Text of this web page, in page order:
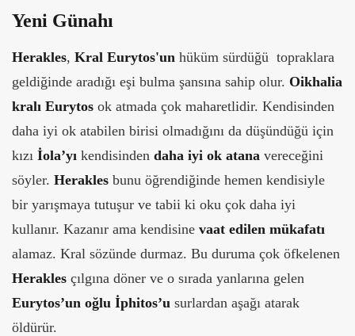
Yeni Günahı
Herakles, Kral Eurytos'un hüküm sürdüğü topraklara
geldiğinde aradığı eşi bulma şansına sahip olur. Oikhalia
kralı Eurytos ok atmada çok maharetlidir. Kendisinden
daha iyi ok atabilen birisi olmadığını da düşündüğü için
kızı İola’yı kendisinden daha iyi ok atana vereceğini
söyler. Herakles bunu öğrendiğinde hemen kendisiyle
bir yarışmaya tutuşur ve tabii ki oku çok daha iyi
kullanır. Kazanır ama kendisine vaat edilen mükafatı
alamaz. Kral sözünde durmaz. Bu duruma çok öfkelenen
Herakles çılgına döner ve o sırada yanlarına gelen
Eurytos’un oğlu İphitos’u surlardan aşağı atarak
öldürür.